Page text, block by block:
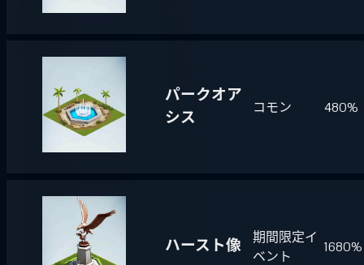
パークオア
シス
コモン 480%
ハースト像
期間限定イ
ベント
1680%